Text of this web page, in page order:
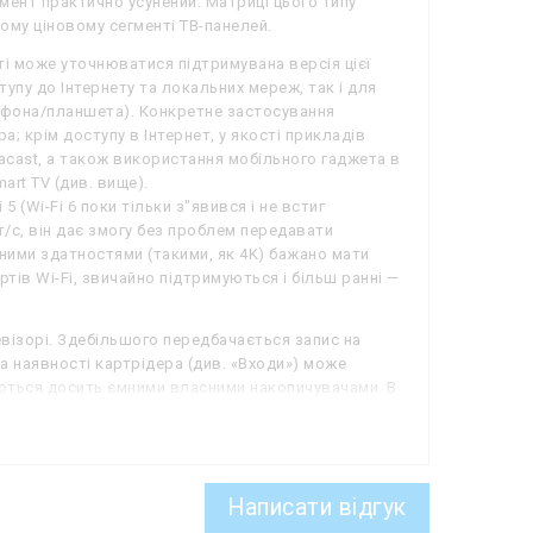
ціновому сегменті ТВ-панелей.
може уточнюватися підтримувана версія цієї
до Інтернету та локальних мереж, так і для
планшета). Конкретне застосування
крім доступу в Інтернет, у якості прикладів
а також використання мобільного гаджета в
TV (див. вище).
(Wi-Fi 6 поки тільки з"явився і не встиг
він дає змогу без проблем передавати
здатностями (такими, як 4K) бажано мати
Wi-Fi, звичайно підтримуються і більш ранні —
Здебільшого передбачається запис на
наявності картрідера (див. «Входи») може
досить ємними власними накопичувачами. В
зберегти трансляцію — наприклад, щоб
за участю члена сім"ї. Крім того, у багатьох
перегляд з того моменту, на якому він
знадобитися встановлення додаткового ПЗ; для
Написати відгук